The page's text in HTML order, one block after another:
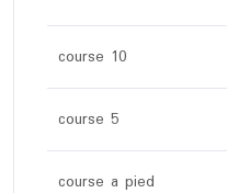
course 10
course 5
course a pied